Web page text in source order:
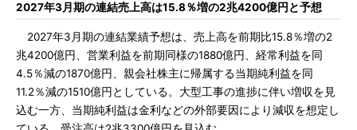
2027年3月期の連結売上高は15.8％増の2兆4200億円と予想
2027年3月期の連結業績予想は、売上高を前期比15.8％増の2
兆4200億円、営業利益を前期同様の1880億円、経常利益を同
4.5％減の1870億円、親会社株主に帰属する当期純利益を同
11.2％減の1510億円としている。大型工事の進捗に伴い増収を見
込む一方、当期純利益は金利などの外部要因により減収を想定し